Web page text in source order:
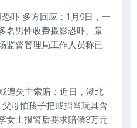
吓 多方回应：1月9日，一
名男性收费摄影恐吓。景
监督管理局工作人员称已
遭失主索赔：近日，湖北
母怕孩子把戒指当玩具含
女士报警后要求赔偿3万元